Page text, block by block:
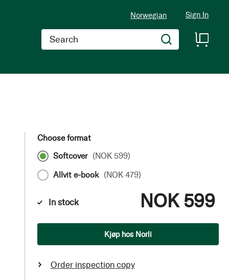
Norwegian Sign In
Search
Choose format
Softcover (NOK 599)
Allvit e-book (NOK 479)
In stock NOK 599
Kjøp hos Norli
Order inspection copy